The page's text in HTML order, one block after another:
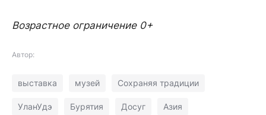
Возрастное ограничение 0+
Автор:
выставка музей Сохраняя традиции
УланУдэ Бурятия Досуг Азия